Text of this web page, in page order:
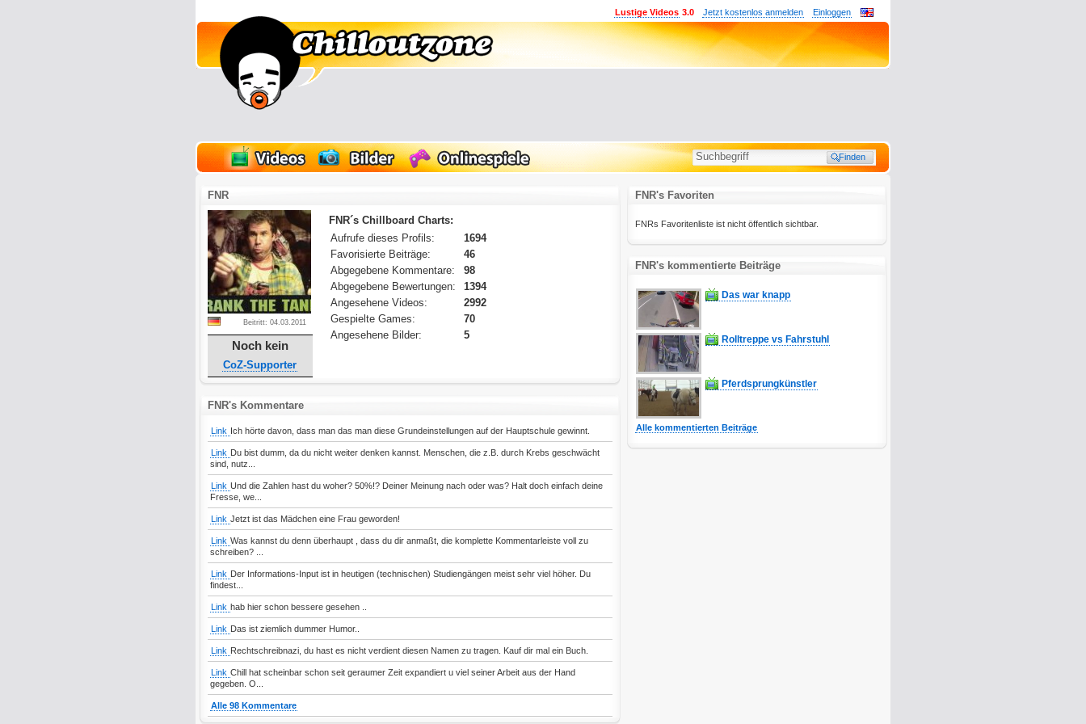
Einloggen
Jetzt kostenlos anmelden
Lustige Videos 3.0
FNR
Beitritt: 04.03.2011
Noch kein
CoZ-Supporter
FNR´s Chillboard Charts:
Aufrufe dieses Profils:
1694
Favorisierte Beiträge:
46
Abgegebene Kommentare:
98
Abgegebene Bewertungen:
1394
Angesehene Videos:
2992
Gespielte Games:
70
Angesehene Bilder:
5
FNR's Kommentare
Link Ich hörte davon, dass man das man diese Grundeinstellungen auf der Hauptschule gewinnt.
Link Du bist dumm, da du nicht weiter denken kannst. Menschen, die z.B. durch Krebs geschwächt
sind, nutz...
Link Und die Zahlen hast du woher? 50%!? Deiner Meinung nach oder was? Halt doch einfach deine
Fresse, we...
Link Jetzt ist das Mädchen eine Frau geworden!
Link Was kannst du denn überhaupt , dass du dir anmaßt, die komplette Kommentarleiste voll zu
schreiben? ...
Link Der Informations-Input ist in heutigen (technischen) Studiengängen meist sehr viel höher. Du
findest...
Link hab hier schon bessere gesehen ..
Link Das ist ziemlich dummer Humor..
Link Rechtschreibnazi, du hast es nicht verdient diesen Namen zu tragen. Kauf dir mal ein Buch.
Link Chill hat scheinbar schon seit geraumer Zeit expandiert u viel seiner Arbeit aus der Hand
gegeben. O...
Alle 98 Kommentare
FNR's Favoriten
FNRs Favoritenliste ist nicht öffentlich sichtbar.
FNR's kommentierte Beiträge
Das war knapp
Rolltreppe vs Fahrstuhl
Pferdsprungkünstler
Alle kommentierten Beiträge